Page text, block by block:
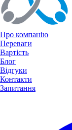
Про компанію
Переваги
Вартість
Блог
Відгуки
Контакти
Запитання